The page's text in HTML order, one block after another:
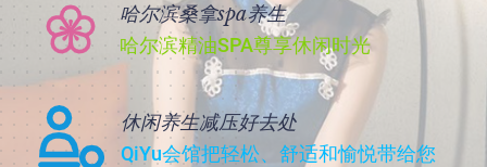
哈尔滨桑拿spa养生
哈尔滨精油SPA尊享休闲时光
休闲养生减压好去处
QiYu会馆把轻松、舒适和愉悦带给您